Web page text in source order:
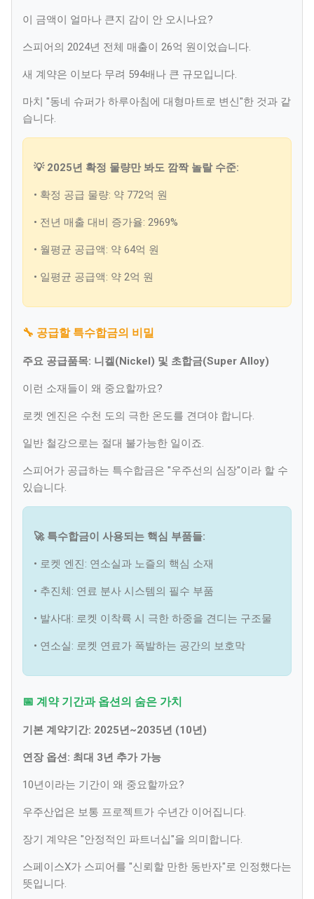
이 금액이 얼마나 큰지 감이 안 오시나요?
스피어의 2024년 전체 매출이 26억 원이었습니다.
새 계약은 이보다 무려 594배나 큰 규모입니다.
마치 "동네 슈퍼가 하루아침에 대형마트로 변신"한 것과 같
습니다.
💡 2025년 확정 물량만 봐도 깜짝 놀랄 수준:
• 확정 공급 물량: 약 772억 원
• 전년 매출 대비 증가율: 2969%
• 월평균 공급액: 약 64억 원
• 일평균 공급액: 약 2억 원
🔧 공급할 특수합금의 비밀
주요 공급품목: 니켈(Nickel) 및 초합금(Super Alloy)
이런 소재들이 왜 중요할까요?
로켓 엔진은 수천 도의 극한 온도를 견뎌야 합니다.
일반 철강으로는 절대 불가능한 일이죠.
스피어가 공급하는 특수합금은 "우주선의 심장"이라 할 수
있습니다.
🚀 특수합금이 사용되는 핵심 부품들:
• 로켓 엔진: 연소실과 노즐의 핵심 소재
• 추진체: 연료 분사 시스템의 필수 부품
• 발사대: 로켓 이착륙 시 극한 하중을 견디는 구조물
• 연소실: 로켓 연료가 폭발하는 공간의 보호막
📅 계약 기간과 옵션의 숨은 가치
기본 계약기간: 2025년~2035년 (10년)
연장 옵션: 최대 3년 추가 가능
10년이라는 기간이 왜 중요할까요?
우주산업은 보통 프로젝트가 수년간 이어집니다.
장기 계약은 "안정적인 파트너십"을 의미합니다.
스페이스X가 스피어를 "신뢰할 만한 동반자"로 인정했다는
뜻입니다.